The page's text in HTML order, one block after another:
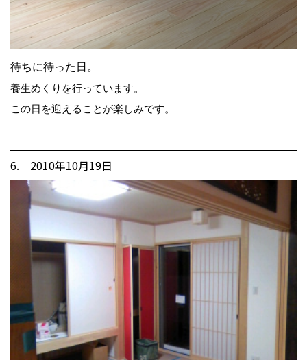
待ちに待った日。
養生めくりを行っています。
この日を迎えることが楽しみです。
6. 2010年10月19日